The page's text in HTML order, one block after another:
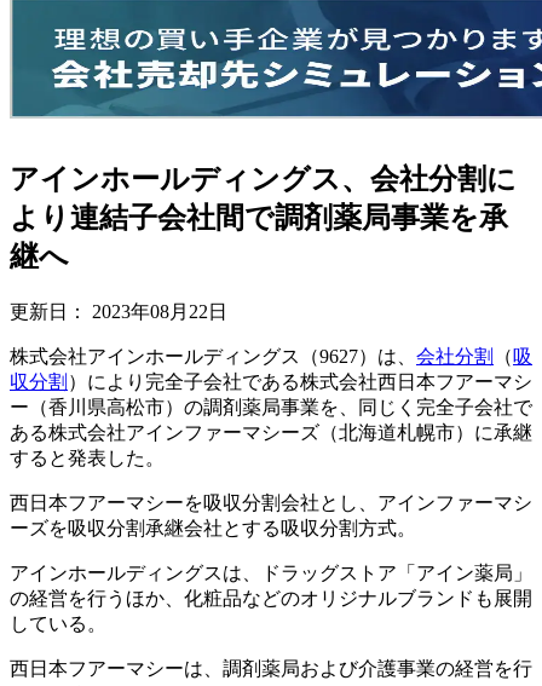
アインホールディングス、会社分割に
より連結子会社間で調剤薬局事業を承
継へ
更新日： 2023年08月22日
株式会社アインホールディングス（9627）は、 会社分割 （吸
収分割 ）により完全子会社である株式会社西日本フアーマシ
ー（香川県高松市）の調剤薬局事業を、同じく完全子会社で
ある株式会社アインファーマシーズ（北海道札幌市）に承継
すると発表した。
西日本フアーマシーを吸収分割会社とし、アインファーマシ
ーズを吸収分割承継会社とする吸収分割方式。
アインホールディングスは、ドラッグストア「アイン薬局」
の経営を行うほか、化粧品などのオリジナルブランドも展開
している。
西日本フアーマシーは、調剤薬局および介護事業の経営を行